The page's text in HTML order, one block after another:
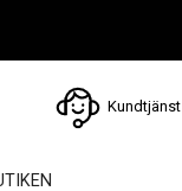
Kundtjänst